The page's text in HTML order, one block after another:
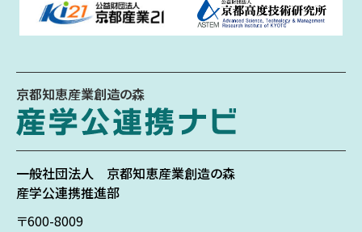
京都知恵産業創造の森
一般社団法人 京都知恵産業創造の森
産学公連携推進部
〒600-8009